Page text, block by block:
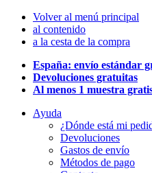
Volver al menú principal
al contenido
a la cesta de la compra
España: envío estándar
Devoluciones gratuitas
Al menos 1 muestra
Ayuda
¿Dónde está mi
Devoluciones
Gastos de envío
Métodos de pago